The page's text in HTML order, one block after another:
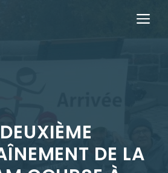
DEUXIÈME
DE LA